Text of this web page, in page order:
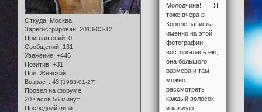
Откуда: Москва
Зарегистрирован: 2013-03-12
Приглашений: 0
Сообщений: 131
Уважение: +446
Позитив: +31
Пол: Женский
Возраст: 43 [1983-01-27]
Провел на форуме:
20 часов 56 минут
Последний визит:
Молодчина!!! Я
тоже вчера в
Короле зависла
именно на этой
фотографии,
восторгалась ею,
она большого
размера,и там
можно
рассмотреть
каждый волосок
и каждую